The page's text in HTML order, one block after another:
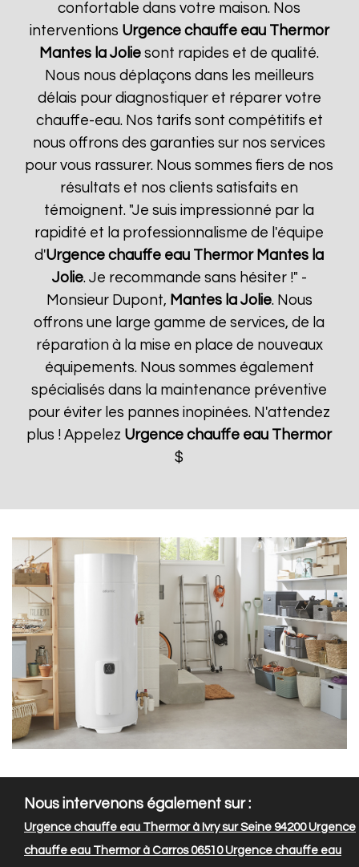
confortable dans votre maison. Nos
interventions Urgence chauffe eau Thermor
Mantes la Jolie sont rapides et de qualité.
Nous nous déplaçons dans les meilleurs
délais pour diagnostiquer et réparer votre
chauffe-eau. Nos tarifs sont compétitifs et
nous offrons des garanties sur nos services
pour vous rassurer. Nous sommes fiers de nos
résultats et nos clients satisfaits en
témoignent. "Je suis impressionné par la
rapidité et la professionnalisme de l'équipe
d'Urgence chauffe eau Thermor Mantes la
Jolie. Je recommande sans hésiter !" -
Monsieur Dupont, Mantes la Jolie. Nous
offrons une large gamme de services, de la
réparation à la mise en place de nouveaux
équipements. Nous sommes également
spécialisés dans la maintenance préventive
pour éviter les pannes inopinées. N'attendez
plus ! Appelez Urgence chauffe eau Thermor
$
Nous intervenons également sur :
Urgence chauffe eau Thermor à Ivry sur Seine 94200Urgence
chauffe eau Thermor à Carros 06510Urgence chauffe eau